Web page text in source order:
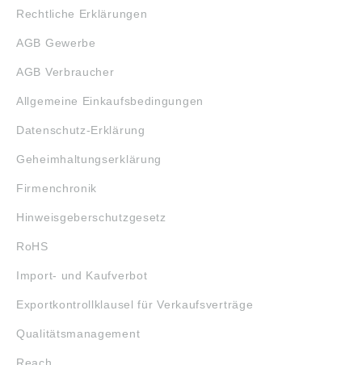
Rechtliche Erklärungen
AGB Gewerbe
AGB Verbraucher
Allgemeine Einkaufsbedingungen
Datenschutz-Erklärung
Geheimhaltungserklärung
Firmenchronik
Hinweisgeberschutzgesetz
RoHS
Import- und Kaufverbot
Exportkontrollklausel für Verkaufsverträge
Qualitätsmanagement